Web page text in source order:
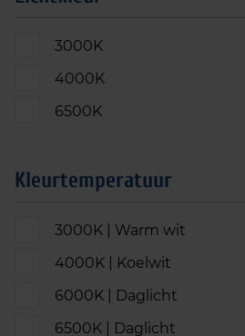
3000K
4000K
6500K
Kleurtemperatuur
3000K | Warm wit
4000K | Koelwit
6000K | Daglicht
6500K | Daglicht